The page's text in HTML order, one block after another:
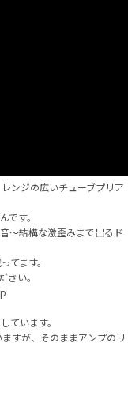
ンジの広いチューブプリア
です。
～結構な激歪みまで出るド
てます。
さい。
ています。
すが、そのままアンプのリ